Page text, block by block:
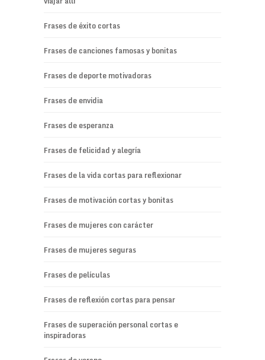
Frases de éxito cortas
Frases de canciones famosas y bonitas
Frases de deporte motivadoras
Frases de envidia
Frases de esperanza
Frases de felicidad y alegría
Frases de la vida cortas para reflexionar
Frases de motivación cortas y bonitas
Frases de mujeres con carácter
Frases de mujeres seguras
Frases de películas
Frases de reflexión cortas para pensar
Frases de superación personal cortas e
inspiradoras